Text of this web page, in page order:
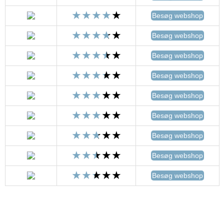
Besøg webshop
Besøg webshop
Besøg webshop
Besøg webshop
Besøg webshop
Besøg webshop
Besøg webshop
Besøg webshop
Besøg webshop